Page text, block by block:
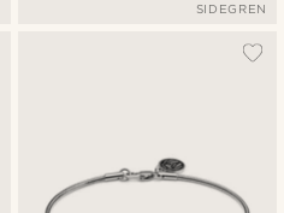
SIDEGREN